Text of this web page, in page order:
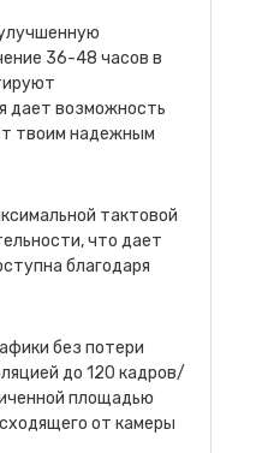
36-48 часов в
дает возможность
твоим надежным
тактовой
что дает
благодаря
без потери
до 120 кадров/
площадью
от камеры